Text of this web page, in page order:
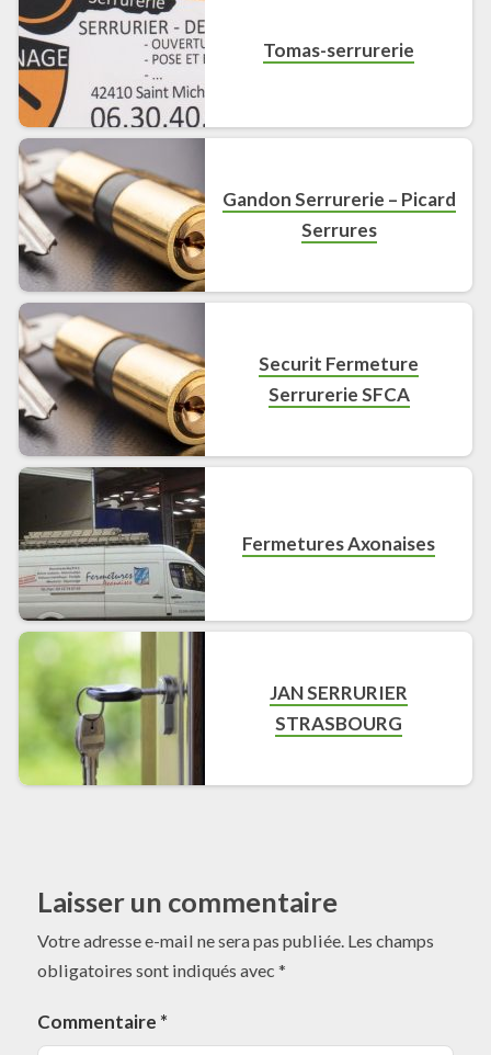
Tomas-serrurerie
Gandon Serrurerie – Picard
Serrures
Securit Fermeture
Serrurerie SFCA
Fermetures Axonaises
JAN SERRURIER
STRASBOURG
Laisser un commentaire
Votre adresse e-mail ne sera pas publiée. Les champs
obligatoires sont indiqués avec *
Commentaire *